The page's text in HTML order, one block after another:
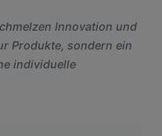
Innovation und
Produkte, sondern ein
individuelle